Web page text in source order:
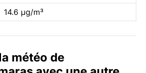
14.6 µg/m³
météo de